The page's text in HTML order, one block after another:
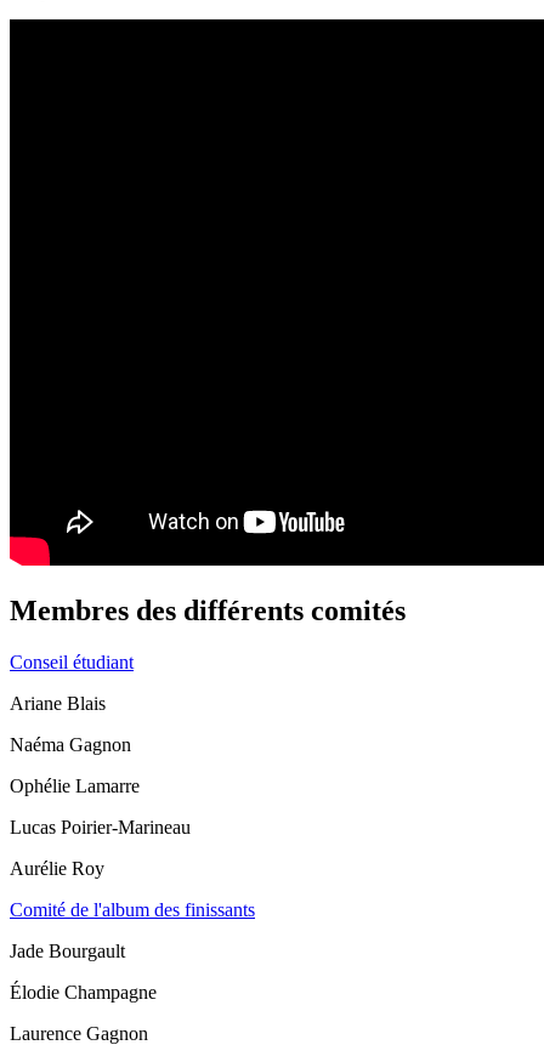
Membres des différents comités
Conseil étudiant
Ariane Blais
Naéma Gagnon
Ophélie Lamarre
Lucas Poirier-Marineau
Aurélie Roy
Comité de l'album des finissants
Jade Bourgault
Élodie Champagne
Laurence Gagnon